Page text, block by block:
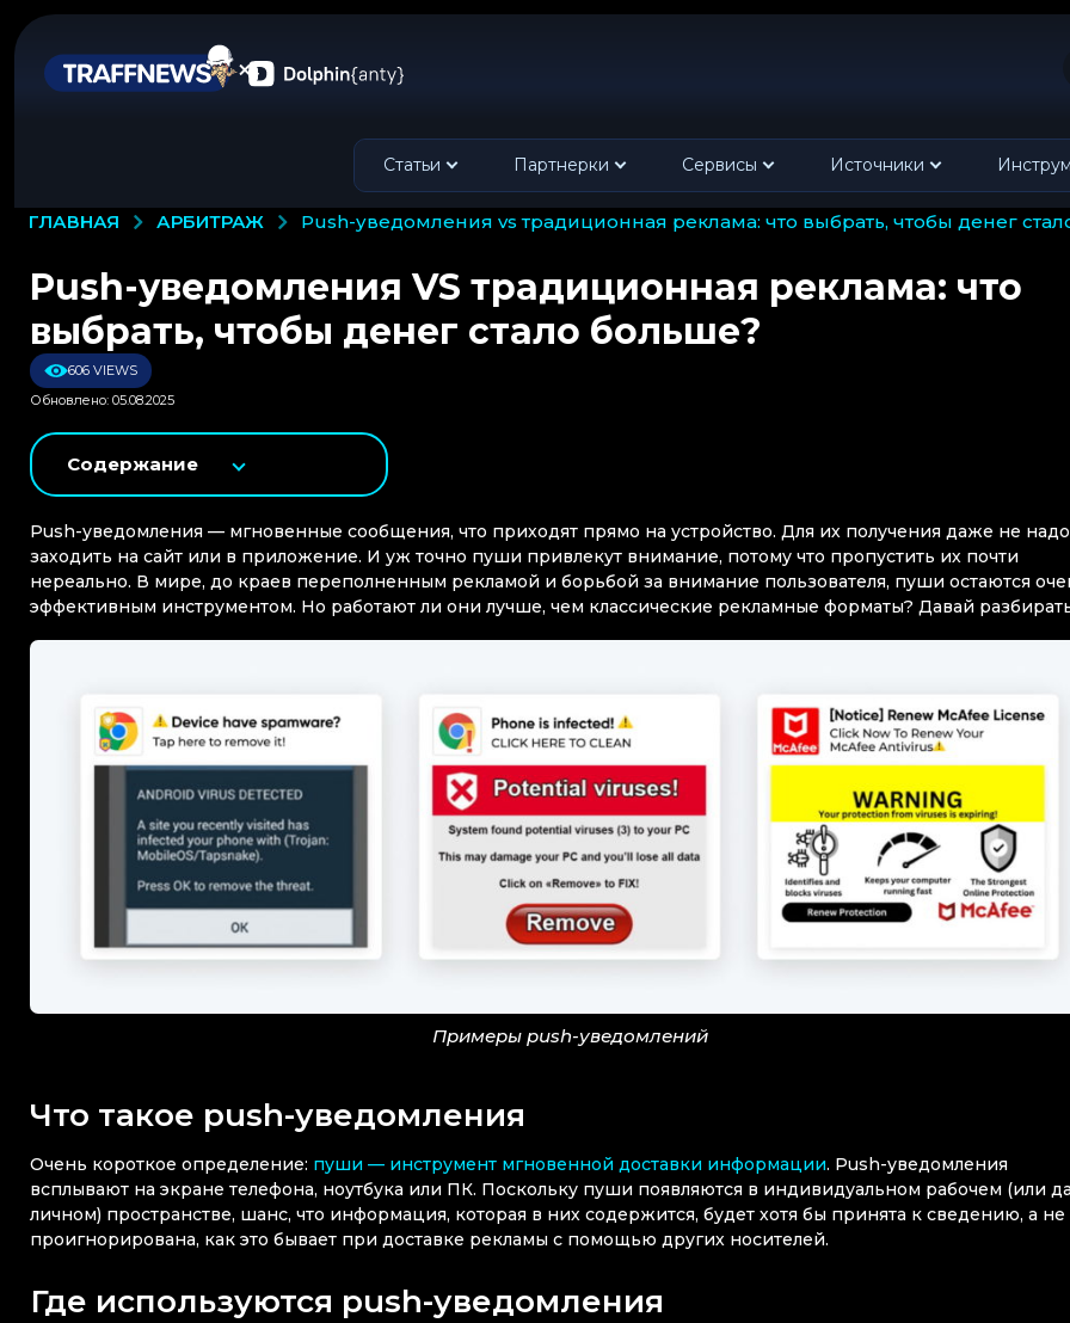
Статьи Партнерки Сервисы Источники
ГЛАВНАЯ АРБИТРАЖ push-уведомления vs традиционная реклама: что выбрать, чтобы денег
Push-уведомления VS традиционная реклама: что
выбрать, чтобы денег стало больше?
606 VIEWS
Обновлено: 05.08.2025
Содержание
Push-уведомления — мгновенные сообщения, что приходят прямо на устройство. Для их получения даже не надо
заходить на сайт или в приложение. И уж точно пуши привлекут внимание, потому что пропустить их почти
нереально. В мире, до краев переполненным рекламой и борьбой за внимание пользователя, пуши остаются
эффективным инструментом. Но работают ли они лучше, чем классические рекламные форматы? Давай
Примеры push-уведомлений
Что такое push-уведомления
Очень короткое определение: пуши — инструмент мгновенной доставки информации. Push-уведомления
всплывают на экране телефона, ноутбука или ПК. Поскольку пуши появляются в индивидуальном рабочем (или
личном) пространстве, шанс, что информация, которая в них содержится, будет хотя бы принята к сведению, а не
проигнорирована, как это бывает при доставке рекламы с помощью других носителей.
Где используются push-уведомления